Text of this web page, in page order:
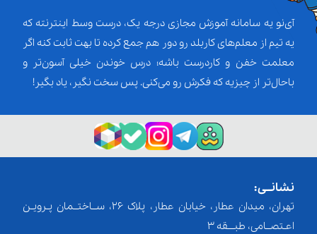
آی‌نو یه سامانه آموزش مجازی درجه یک، درست وسط اینترنته که
یه تیم از معلم‌‌های کاربلد رو دور هم جمع کرده تا بهت ثابت کنه اگر
معلمت خفن و کاردرست باشه؛ درس خوندن خیلی آسون‌تر و
باحال‌تر از چیزیه که فکرش رو می‌کنی. پس سخت نگیر، یاد بگیر!
نشانــی:
تهران، میدان عطار، خیابان عطار، پلاک 26، ســاختــمان پـرویـن
اعـتصــامی، طبـــقه 3